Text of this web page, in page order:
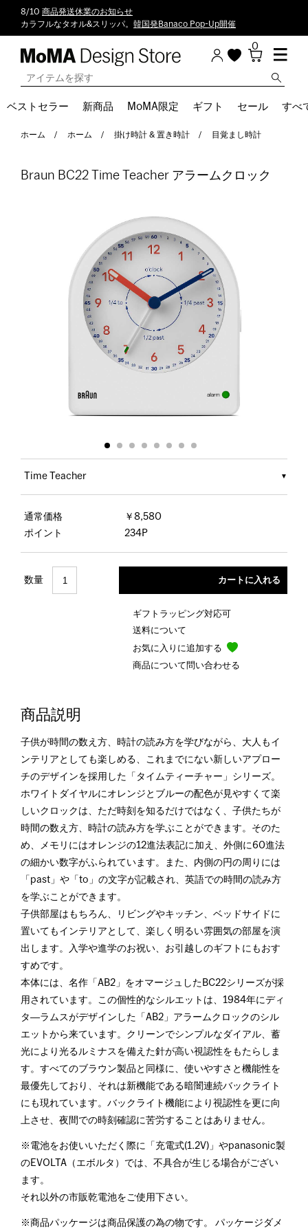
8/10 商品発送休業のお知らせ
カラフルなタオル&スリッパ。 韓国発Banaco Pop-Up開催
0
ベストセラー 新商品 MoMA限定 ギフト セール すべ
ホーム ホーム 掛け時計 & 置き時計 目覚まし時計
Braun BC22 Time Teacher アラームクロック
Time Teacher
通常価格
￥8,580
ポイント
234P
数量
ギフトラッピング対応可
送料について
お気に入りに追加する
商品について問い合わせる
商品説明
子供が時間の数え方、時計の読み方を学びながら、大人もイ
ンテリアとしても楽しめる、これまでにない新しいアプロー
チのデザインを採用した「タイムティーチャー」シリーズ。
ホワイトダイヤルにオレンジとブルーの配色が見やすくて楽
しいクロックは、ただ時刻を知るだけではなく、子供たちが
時間の数え方、時計の読み方を学ぶことができます。そのた
め、メモリにはオレンジの12進法表記に加え、外側に60進法
の細かい数字がふられています。また、内側の円の周りには
「past」や「to」の文字が記載され、英語での時間の読み方
を学ぶことができます。
子供部屋はもちろん、リビングやキッチン、ベッドサイドに
置いてもインテリアとして、楽しく明るい雰囲気の部屋を演
出します。入学や進学のお祝い、お引越しのギフトにもおす
すめです。
本体には、名作「AB2」をオマージュしたBC22シリーズが採
用されています。この個性的なシルエットは、1984年にディ
タ―ラムスがデザインした「AB2」アラームクロックのシル
エットから来ています。クリーンでシンプルなダイアル、蓄
光により光るルミナスを備えた針が高い視認性をもたらしま
す。すべてのブラウン製品と同様に、使いやすさと機能性を
最優先しており、それは新機能である暗闇連続バックライト
にも現れています。バックライト機能により視認性を更に向
上させ、夜間での時刻確認に苦労することはありません。
※電池をお使いいただく際に「充電式(1.2V)」やpanasonic製
のEVOLTA（エボルタ）では、不具合が生じる場合がござい
ます。
それ以外の市販乾電池をご使用下さい。
※商品パッケージは商品保護の為の物です。 パッケージダメ